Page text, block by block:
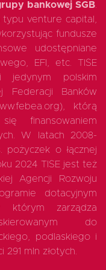
bankowej SGB.
typu venture capital,
fundusze
udostępniane
EFI, etc. TISE
jedynym polskim
Federacji Banków
którą
finansowaniem
W latach 2008-
pożyczek o łącznej
2024 TISE jest też
Agencji Rozwoju
dotacyjnym
którym zarządza
do
podlaskiego i
mln złotych.